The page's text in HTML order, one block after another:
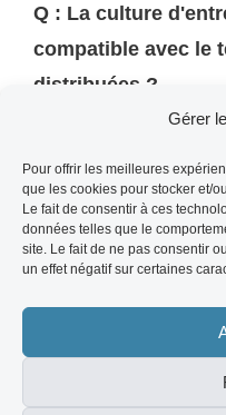
Gérer
Pour offrir les meilleures
que les cookies pour stocker et/
Le fait de consentir à ces
données telles que le
site. Le fait de ne pas consentir
un effet négatif sur certaines
Q : La culture
compatible avec le
distribuées ?
différemment. Les
adaptés au format
des valeurs et des
rôle amplifié. Une